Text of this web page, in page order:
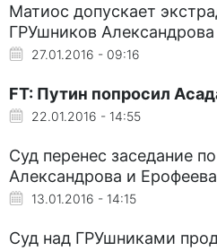
Матиос допускает
ГРУшников
27.01.2016 - 09:16
FT: Путин попросил
22.01.2016 - 14:55
Суд перенес заседание
Александрова и
13.01.2016 - 14:15
Суд над ГРУшниками